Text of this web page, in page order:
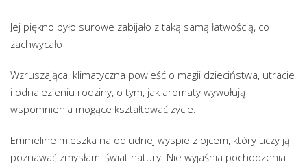
Jej piękno było surowe zabijało z taką samą łatwością, co
zachwycało
Wzruszająca, klimatyczna powieść o magii dzieciństwa, utracie
i odnalezieniu rodziny, o tym, jak aromaty wywołują
wspomnienia mogące kształtować życie.
Emmeline mieszka na odludnej wyspie z ojcem, który uczy ją
poznawać zmysłami świat natury. Nie wyjaśnia pochodzenia